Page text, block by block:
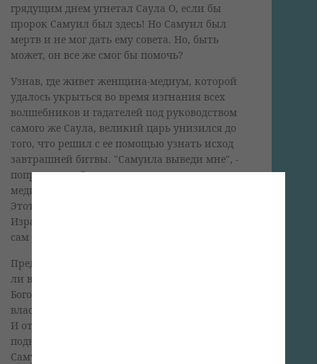
грядущим днем угнетал Саула О, если бы
пророк Самуил был здесь! Но Самуил был
мертв и не мог дать ему совета. Но, быть
может, он все же смог бы помочь?
Узнав, где живет женщина-медиум, которой
удалось укрыться во время изгнания всех
волшебников и гадателей под руководством
самого же Саула, великий царь унизился до
того, что решил с ее помощью узнать исход
завтрашней битвы. "Самуила выведи мне", -
попросил он. Во время сеанса женщина-
медиум увидела духа, "выходящего из земли".
Этот дух сообщил несчастному царю, что
Израиль не только проиграет войну, но что он
сам и его сыновья будут убиты (см. 1 Цар. 28)
Предсказание исполнилось. Но действительно
ли все это предсказал дух Самуила? Как могла
Богом проклятая женщина-медиум иметь
власть над духом Самуила - пророка Божьего?
И откуда появился Самуил? Почему его дух
поднялся "из земли"? Что произошло с
Самуилом после смерти? Если не дух Самуила